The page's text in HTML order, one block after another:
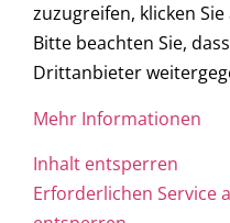
zuzugreifen, klicken
Bitte beachten Sie,
Drittanbieter
Mehr Informationen
Inhalt entsperren
Erforderlichen Service